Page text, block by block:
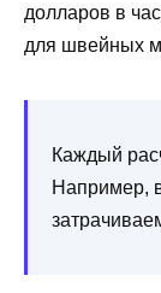
долларов в
для швейных
Каждый
Например,